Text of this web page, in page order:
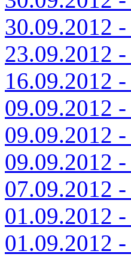
30.09.2012
23.09.2012
16.09.2012
09.09.2012
09.09.2012
09.09.2012
07.09.2012
01.09.2012
01.09.2012